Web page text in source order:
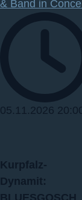
& Band in
05.11.2026
Kurpfalz‐
Dynamit:
BLUESGOSCH